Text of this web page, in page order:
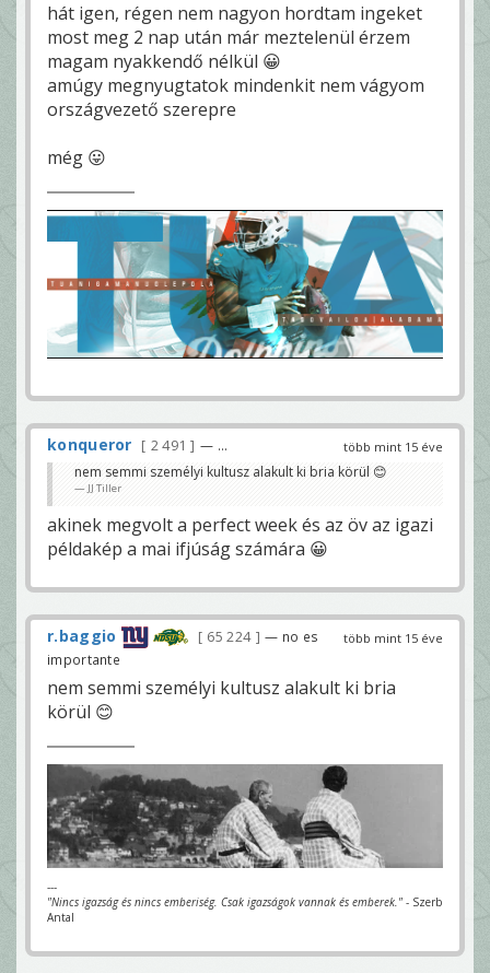
hát igen, régen nem nagyon hordtam ingeket
most meg 2 nap után már meztelenül érzem
magam nyakkendő nélkül 😀
amúgy megnyugtatok mindenkit nem vágyom
országvezető szerepre
még 😛
több mint 15 éve
konqueror 2 491 — ...
nem semmi személyi kultusz alakult ki bria körül 😊
JJ Tiller
akinek megvolt a perfect week és az öv az igazi
példakép a mai ifjúság számára 😀
több mint 15 éve
r.baggio 65 224
— no es
importante
nem semmi személyi kultusz alakult ki bria
körül 😊
---
"Nincs igazság és nincs emberiség. Csak igazságok vannak és emberek." - Szerb
Antal